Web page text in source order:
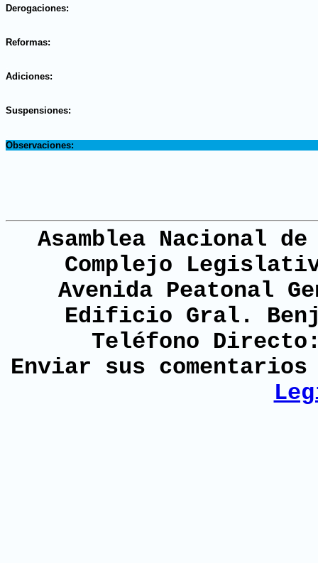
Derogaciones:
Reformas:
Adiciones:
Suspensiones:
Observaciones:
Asamblea Nacional
Complejo
Avenida Peatonal
Edificio Gral.
Teléfono
Enviar sus